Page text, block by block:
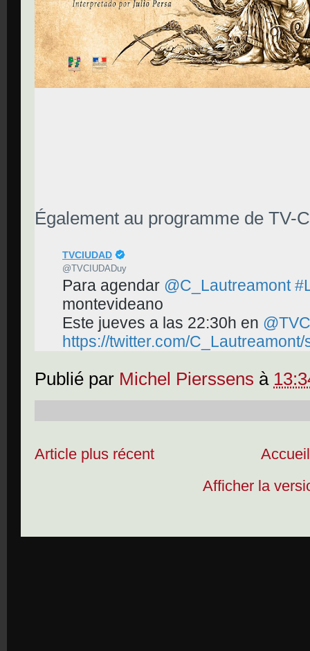
Également au programme de TV-
TVCIUDAD
@TVCIUDADuy
Para agendar @C_Lautreamont #
montevideano
Este jueves a las 22:30h en @
https://twitter.com/
Publié par Michel Pierssens à
Article plus récent
Accueil
Afficher la